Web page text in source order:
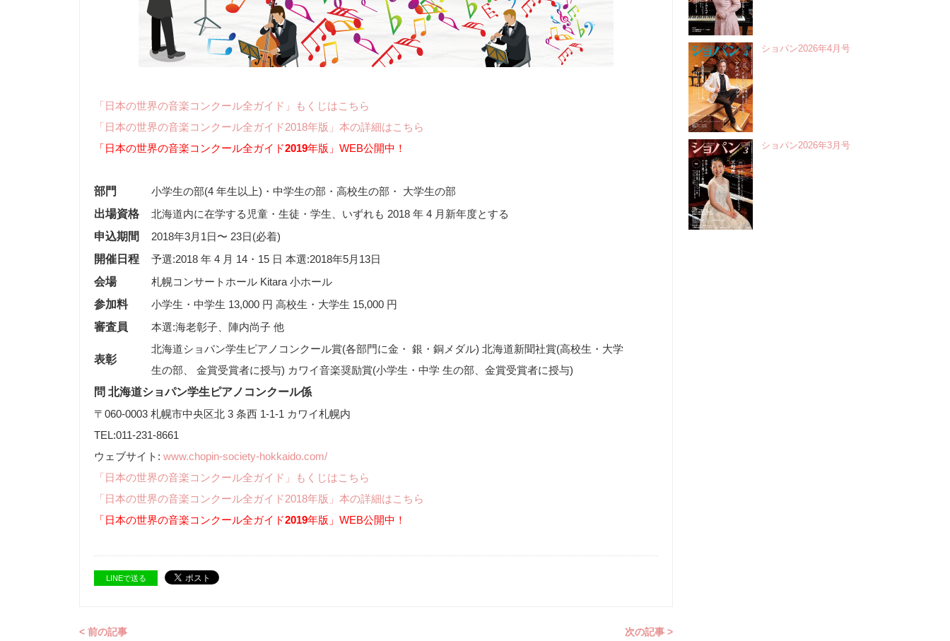
「日本の世界の音楽コンクール全ガイド」もくじはこちら
「日本の世界の音楽コンクール全ガイド2018年版」本の詳細はこちら
「日本の世界の音楽コンクール全ガイド2019年版」WEB公開中！
部門
小学生の部(4 年生以上)・中学生の部・高校生の部・ 大学生の部
出場資格
北海道内に在学する児童・生徒・学生、いずれも 2018 年 4 月新年度とする
申込期間
2018年3月1日〜 23日(必着)
開催日程
予選:2018 年 4 月 14・15 日 本選:2018年5月13日
会場
札幌コンサートホール Kitara 小ホール
参加料
小学生・中学生 13,000 円 高校生・大学生 15,000 円
審査員
本選:海老彰子、陣内尚子 他
表彰
北海道ショパン学生ピアノコンクール賞(各部門に金・ 銀・銅メダル) 北海道新聞社賞(高校生・大学
生の部、 金賞受賞者に授与) カワイ音楽奨励賞(小学生・中学 生の部、金賞受賞者に授与)
問 北海道ショパン学生ピアノコンクール係
〒060-0003 札幌市中央区北 3 条西 1-1-1 カワイ札幌内
TEL:011-231-8661
ウェブサイト: www.chopin-society-hokkaido.com/
「日本の世界の音楽コンクール全ガイド」もくじはこちら
「日本の世界の音楽コンクール全ガイド2018年版」本の詳細はこちら
「日本の世界の音楽コンクール全ガイド2019年版」WEB公開中！
LINEで送る
< 前の記事 次の記事 >
ショパン2026年4月号
ショパン2026年3月号